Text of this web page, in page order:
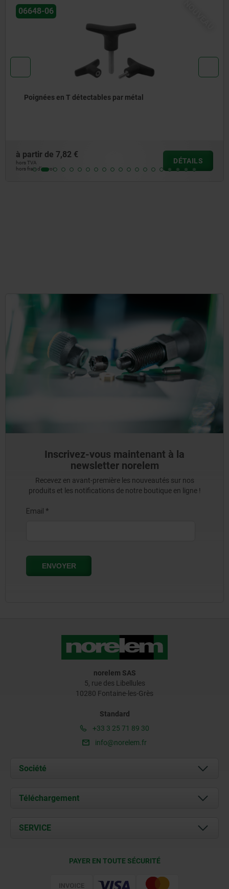
06648-08
Poignées en T antistatiques
à partir de3,32 €
hors TVA
hors frais d’envoi
DÉTAILS
Inscrivez-vous maintenant à la
newsletter norelem
Recevez en avant-première les nouveautés sur nos
produits et les notifications de notre boutique en ligne !
norelem SAS
5, rue des Libellules
10280 Fontaine-les-Grès
Standard
+33 3 25 71 89 30
info@norelem.fr
Société
À propos de nous
Contact
Téléchargement
Documents
SERVICE
PAYER EN TOUTE SÉCURITÉ